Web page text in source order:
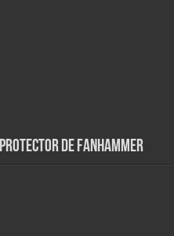
de FanHammer